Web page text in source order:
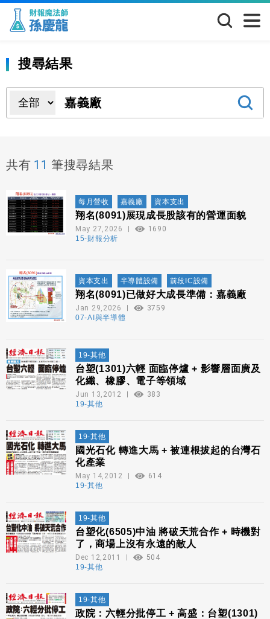
搜尋結果
共有 11 筆搜尋結果
每月營收 嘉義廠 資本支出
翔名(8091)展現成長股該有的營運面貌
May 27,2026
1690
15-財報分析
資本支出 半導體設備 前段IC設備
翔名(8091)已做好大成長準備：嘉義廠
Jan 29,2026
3759
07-AI與半導體
19-其他
台塑(1301)六輕 面臨停爐 + 影響層面廣及
化纖、橡膠、電子等領域
Jun 13,2012
383
19-其他
19-其他
國光石化 轉進大馬 + 被連根拔起的台灣石
化產業
May 14,2012
614
19-其他
19-其他
台塑化(6505)中油 將破天荒合作 + 時機對
了，商場上沒有永遠的敵人
Dec 12,2011
504
19-其他
19-其他
政院：六輕分批停工 + 高盛：台塑(1301)